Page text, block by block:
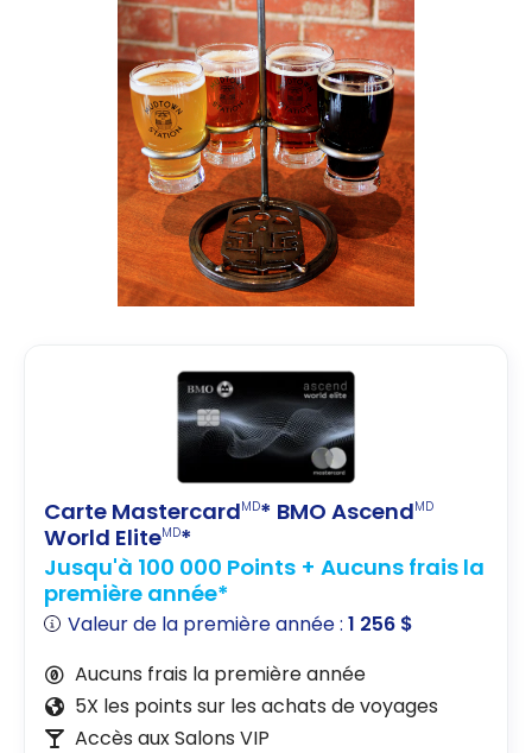
Carte MastercardMD* BMO AscendMD
World EliteMD*
Jusqu'à 100 000 Points + Aucuns frais la
première année*
Valeur de la première année :1 256 $
Aucuns frais la première année
5X les points sur les achats de voyages
Accès aux Salons VIP